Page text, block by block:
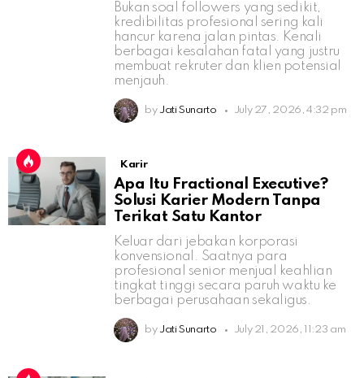
Bukan soal followers yang sedikit,
kredibilitas profesional sering kali
hancur karena jalan pintas. Kenali
berbagai kesalahan fatal yang justru
membuat rekruter dan klien potensial
menjauh.
by Jati Sunarto July 27, 2026, 4:32 pm
Karir
Apa Itu Fractional Executive?
Solusi Karier Modern Tanpa
Terikat Satu Kantor
Keluar dari jebakan korporasi
konvensional. Saatnya para
profesional senior menjual keahlian
tingkat tinggi secara paruh waktu ke
berbagai perusahaan sekaligus.
by Jati Sunarto July 21, 2026, 11:23 am